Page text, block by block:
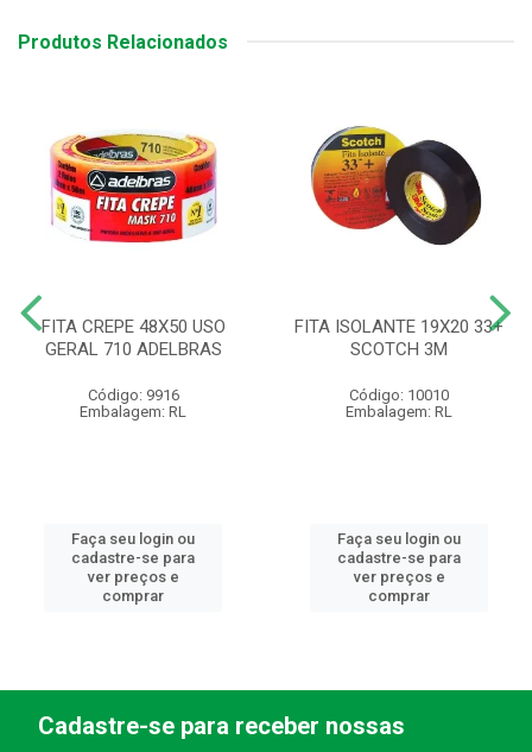
Produtos Relacionados
FITA CREPE 48X50 USO
GERAL 710 ADELBRAS
Código: 9916
Embalagem: RL
Faça seu login ou
cadastre-se para
ver preços e
comprar
FITA ISOLANTE 19X20 33+
SCOTCH 3M
Código: 10010
Embalagem: RL
Faça seu login ou
cadastre-se para
ver preços e
comprar
Cadastre-se para receber nossas